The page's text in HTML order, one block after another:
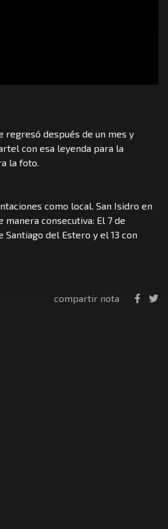
regresó después de un mes y
con esa leyenda para la
la foto.
como local. San Isidro en
consecutiva: El 7 de
del Estero y el 13 con
compartir nota